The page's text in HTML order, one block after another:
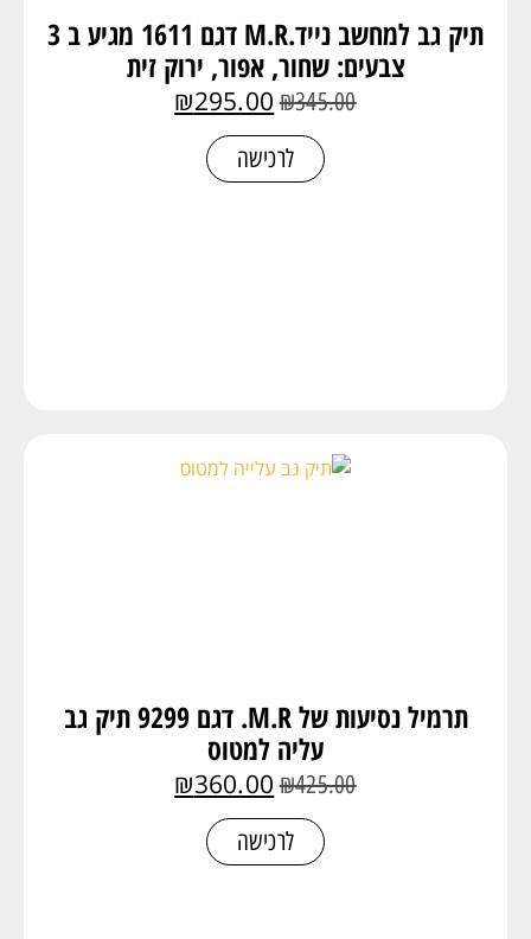
תיק גב למחשב נייד.M.R דגם 1611 מגיע ב 3
צבעים: שחור, אפור, ירוק זית
₪345.00
₪295.00
לרכישה
תרמיל נסיעות של M.R. דגם 9299 תיק גב
עליה למטוס
₪425.00
₪360.00
לרכישה